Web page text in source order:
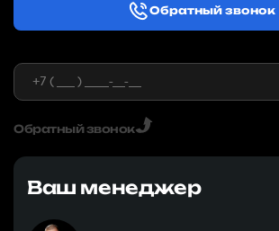
Обратный звонок
Обратный звонок
Ваш менеджер